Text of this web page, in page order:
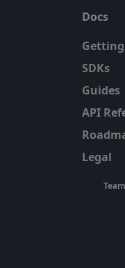
Docs
SDKs
Guides
API
Legal